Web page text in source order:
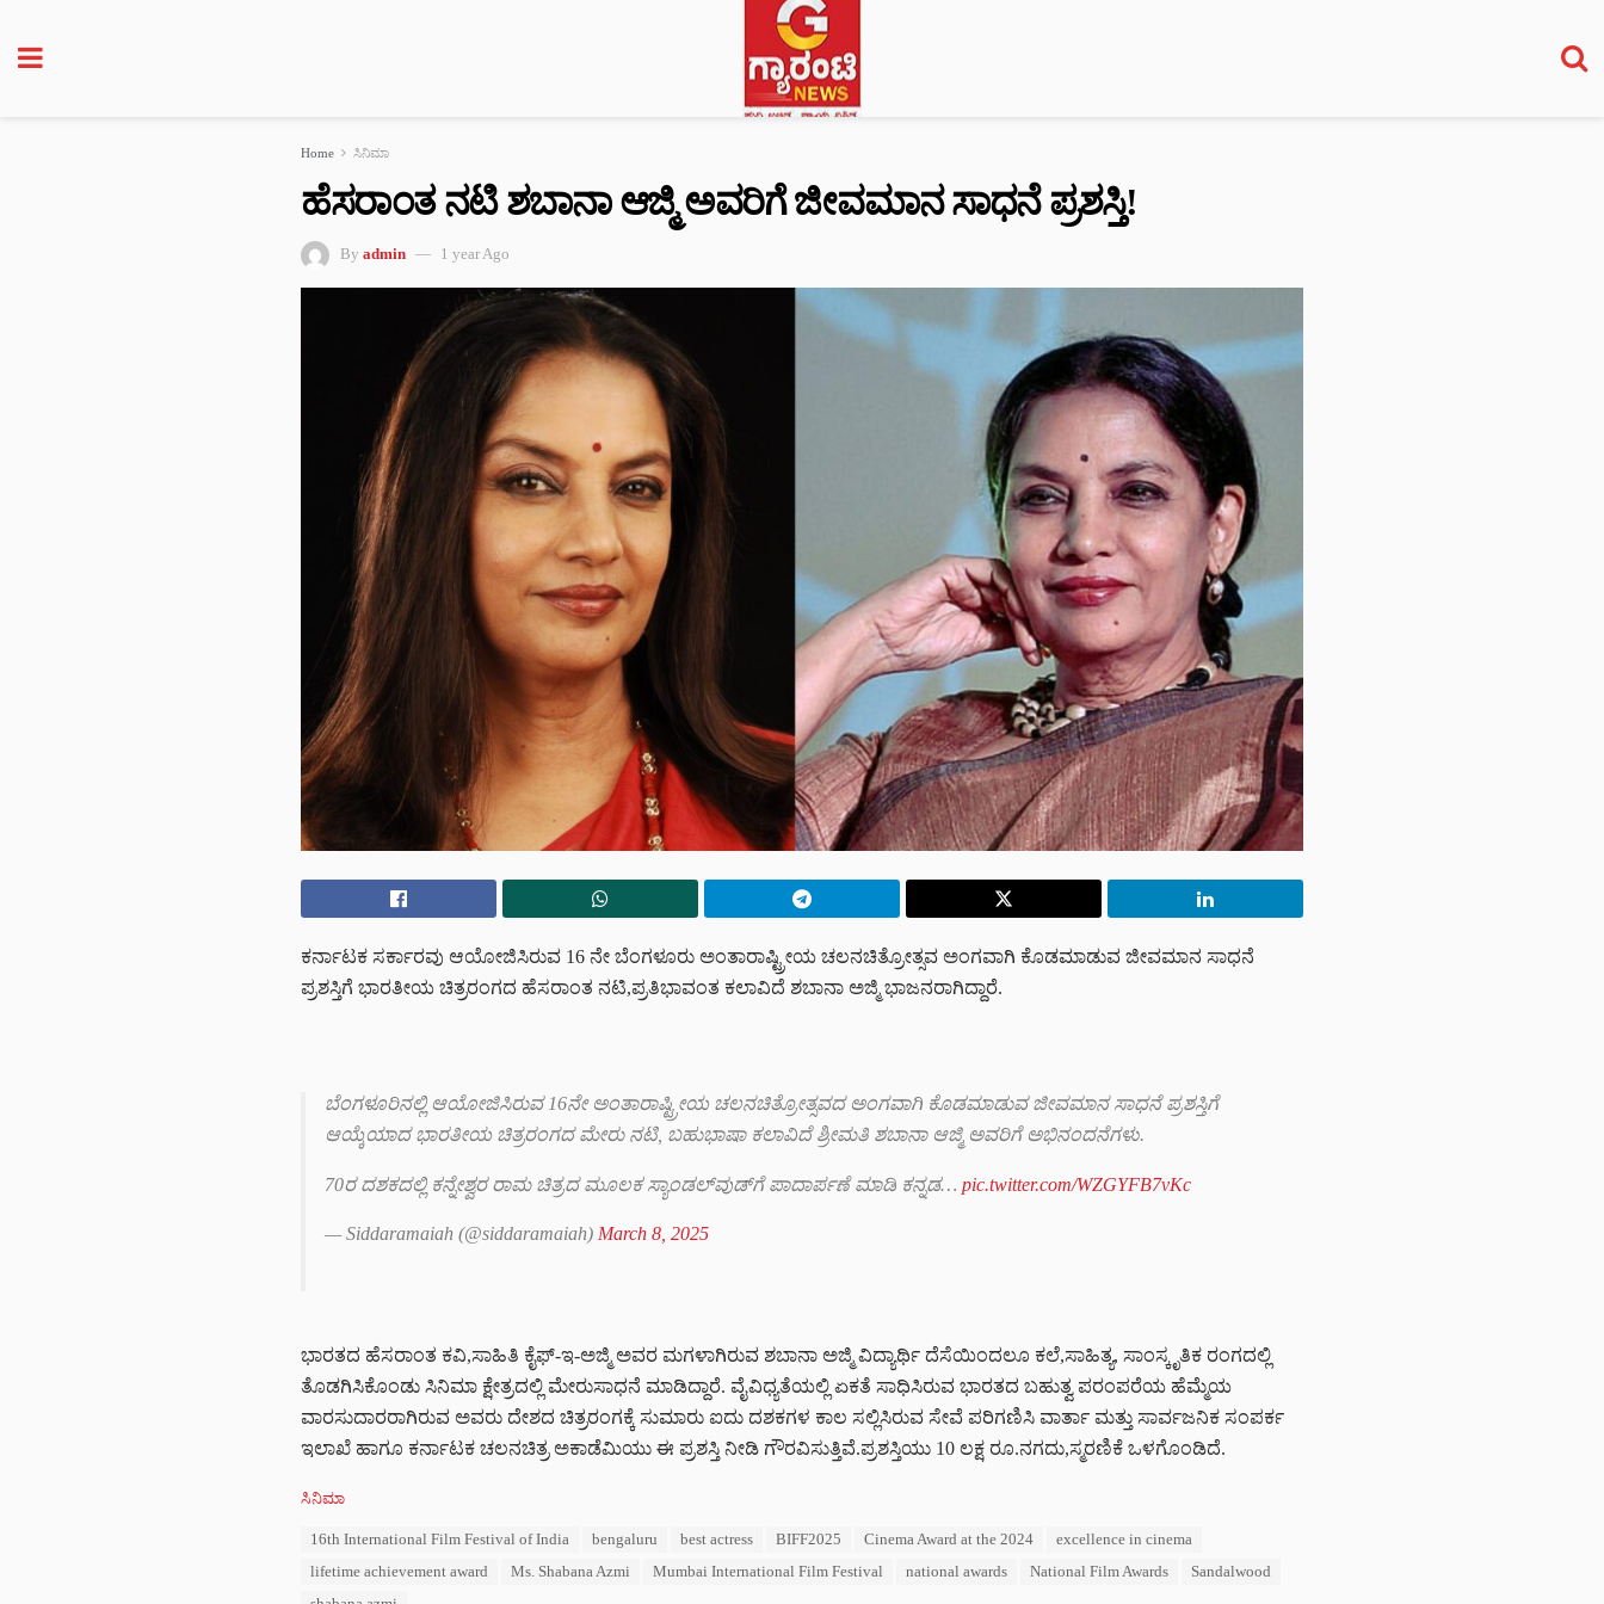
Home ಸಿನಿಮಾ
ಹೆಸರಾಂತ ನಟಿ ಶಬಾನಾ ಆಜ್ಮಿ ಅವರಿಗೆ ಜೀವಮಾನ ಸಾಧನೆ ಪ್ರಶಸ್ತಿ!
By admin 1 year Ago
ಕರ್ನಾಟಕ ಸರ್ಕಾರವು ಆಯೋಜಿಸಿರುವ 16 ನೇ ಬೆಂಗಳೂರು ಅಂತಾರಾಷ್ಟ್ರೀಯ ಚಲನಚಿತ್ರೋತ್ಸವ ಅಂಗವಾಗಿ ಕೊಡಮಾಡುವ ಜೀವಮಾನ ಸಾಧನೆ
ಪ್ರಶಸ್ತಿಗೆ ಭಾರತೀಯ ಚಿತ್ರರಂಗದ ಹೆಸರಾಂತ ನಟಿ,ಪ್ರತಿಭಾವಂತ ಕಲಾವಿದೆ ಶಬಾನಾ ಅಜ್ಮಿ ಭಾಜನರಾಗಿದ್ದಾರೆ.
ಬೆಂಗಳೂರಿನಲ್ಲಿ‌ ಆಯೋಜಿಸಿರುವ 16ನೇ ಅಂತಾರಾಷ್ಟ್ರೀಯ ಚಲನಚಿತ್ರೋತ್ಸವದ ಅಂಗವಾಗಿ ಕೊಡಮಾಡುವ ಜೀವಮಾನ ಸಾಧನೆ ಪ್ರಶಸ್ತಿಗೆ
ಆಯ್ಕೆಯಾದ ಭಾರತೀಯ ಚಿತ್ರರಂಗದ ಮೇರು ನಟಿ, ಬಹುಭಾಷಾ ಕಲಾವಿದೆ ಶ್ರೀಮತಿ ಶಬಾನಾ ಆಜ್ಮಿ ಅವರಿಗೆ ಅಭಿನಂದನೆಗಳು.
70ರ ದಶಕದಲ್ಲಿ ಕನ್ನೇಶ್ವರ ರಾಮ ಚಿತ್ರದ ಮೂಲಕ‌ ಸ್ಯಾಂಡಲ್‌ವುಡ್‌ಗೆ ಪಾದಾರ್ಪಣೆ ಮಾಡಿ ಕನ್ನಡ… pic.twitter.com/WZGYFB7vKc
— Siddaramaiah (@siddaramaiah) March 8, 2025
ಭಾರತದ ಹೆಸರಾಂತ ಕವಿ,ಸಾಹಿತಿ ಕೈಫ್-ಇ-ಅಜ್ಮಿ ಅವರ ಮಗಳಾಗಿರುವ ಶಬಾನಾ ಅಜ್ಮಿ ವಿದ್ಯಾರ್ಥಿ ದೆಸೆಯಿಂದಲೂ ಕಲೆ,ಸಾಹಿತ್ಯ, ಸಾಂಸ್ಕೃತಿಕ ರಂಗದಲ್ಲಿ
ತೊಡಗಿಸಿಕೊಂಡು ಸಿನಿಮಾ ಕ್ಷೇತ್ರದಲ್ಲಿ ಮೇರುಸಾಧನೆ ಮಾಡಿದ್ದಾರೆ. ವೈವಿಧ್ಯತೆಯಲ್ಲಿ ಏಕತೆ ಸಾಧಿಸಿರುವ ಭಾರತದ ಬಹುತ್ವ ಪರಂಪರೆಯ ಹೆಮ್ಮೆಯ
ವಾರಸುದಾರರಾಗಿರುವ ಅವರು ದೇಶದ ಚಿತ್ರರಂಗಕ್ಕೆ ಸುಮಾರು ಐದು ದಶಕಗಳ ಕಾಲ ಸಲ್ಲಿಸಿರುವ ಸೇವೆ ಪರಿಗಣಿಸಿ ವಾರ್ತಾ ಮತ್ತು ಸಾರ್ವಜನಿಕ ಸಂಪರ್ಕ
ಇಲಾಖೆ ಹಾಗೂ ಕರ್ನಾಟಕ ಚಲನಚಿತ್ರ ಅಕಾಡೆಮಿಯು ಈ ಪ್ರಶಸ್ತಿ ನೀಡಿ ಗೌರವಿಸುತ್ತಿವೆ.ಪ್ರಶಸ್ತಿಯು 10 ಲಕ್ಷ ರೂ.ನಗದು,ಸ್ಮರಣಿಕೆ ಒಳಗೊಂಡಿದೆ.
C
ಸಿನಿಮಾ
16th International Film Festival of India bengaluru best actress BIFF2025 Cinema Award at the 2024
excellence in cinema
lifetime achievement award
Ms. Shabana Azmi Mumbai International Film Festival national awards National Film Awards
Sandalwood